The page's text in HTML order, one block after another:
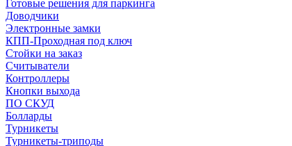
Готовые решения для паркинга
Доводчики
Электронные замки
КПП-Проходная под ключ
Стойки на заказ
Считыватели
Контроллеры
Кнопки выхода
ПО СКУД
Болларды
Турникеты
Турникеты-триподы